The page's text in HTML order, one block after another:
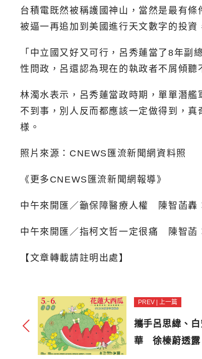
台積電既然被稱護國神山，當然是最有
被逼一再追加到美國進行天文數字的投
「中立國又好又可行，呂秀蓮當了8年
性問政，呂還認為現在的執政者不屑傾
林濁水表示，呂秀蓮當政時期，單單潛
不到事，別人反而都應該一定做得到，
様。
照片來源：CNEWS匯流新聞網資料照
《更多CNEWS匯流新聞網報導》
中午來開匯／籲保障醫療人權 陳智菡轟
中午來開匯／指柯文哲一定很痛 陳智菡
【文章轉載請註明出處】
PREV | 上一篇
攜手呂思緯、
華 徐榛蔚透露